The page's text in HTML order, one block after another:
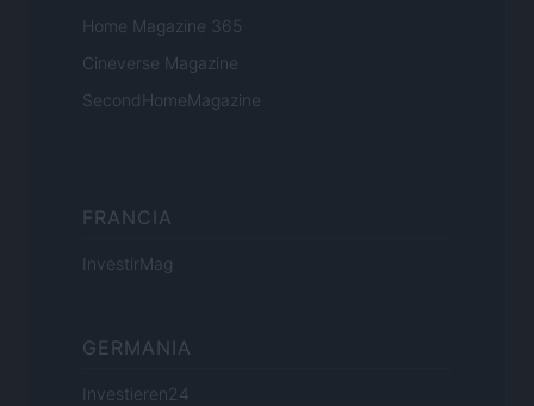
Home Magazine 365
Cineverse Magazine
SecondHomeMagazine
FRANCIA
InvestirMag
GERMANIA
Investieren24